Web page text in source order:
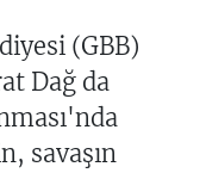
(GBB)
Dağ da
savaşın